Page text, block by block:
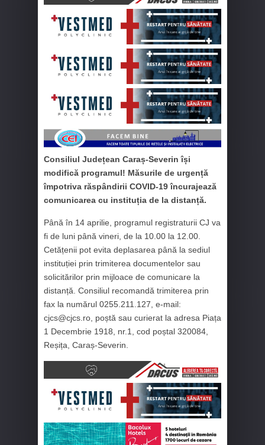
Consiliul Județean Caraș-Severin își
modifică programul! Măsurile de urgență
împotriva răspândirii COVID-19 încurajează
comunicarea cu instituția de la distanță.
Până în 14 aprilie, programul registraturii CJ va
fi de luni până vineri, de la 10.00 la 12.00.
Cetățenii pot evita deplasarea până la sediul
instituției prin trimiterea documentelor sau
solicitărilor prin mijloace de comunicare la
distanță. Consiliul recomandă trimiterea prin
fax la numărul 0255.211.127, e-mail:
cjcs@cjcs.ro, poștă sau curierat la adresa Piața
1 Decembrie 1918, nr.1, cod poștal 320084,
Reșița, Caraș-Severin.